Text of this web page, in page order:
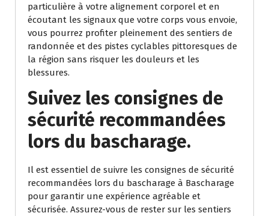
particulière à votre alignement corporel et en
écoutant les signaux que votre corps vous envoie,
vous pourrez profiter pleinement des sentiers de
randonnée et des pistes cyclables pittoresques de
la région sans risquer les douleurs et les
blessures.
Suivez les consignes de
sécurité recommandées
lors du bascharage.
Il est essentiel de suivre les consignes de sécurité
recommandées lors du bascharage à Bascharage
pour garantir une expérience agréable et
sécurisée. Assurez-vous de rester sur les sentiers